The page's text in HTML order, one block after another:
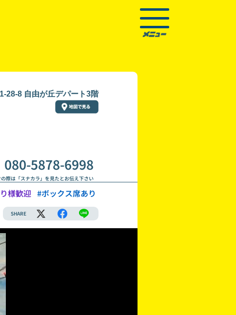
28-8 自由が丘デパート3階
080-5878-6998
際は「スナカラ」を見たとお伝え下さい
様歓迎 #ボックス席あり
SHARE